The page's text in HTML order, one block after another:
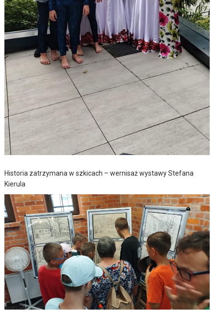
Historia zatrzymana w szkicach – wernisaż wystawy Stefana
Kierula